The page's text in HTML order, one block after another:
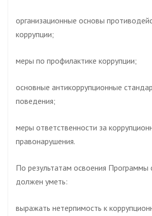
организационные основы
коррупции;
меры по профилактике коррупции;
основные антикоррупционные
поведения;
меры ответственности за
правонарушения.
По результатам освоения Программы
должен уметь:
выражать нетерпимость к